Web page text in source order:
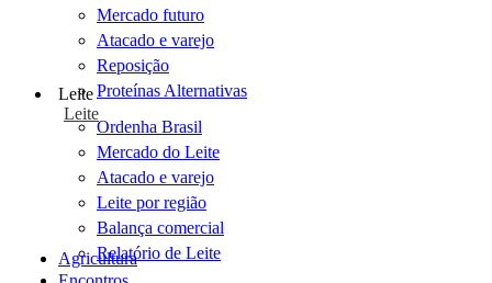
Mercado futuro
Atacado e varejo
Reposição
Proteínas Alternativas
Leite
Leite
Ordenha Brasil
Mercado do Leite
Atacado e varejo
Leite por região
Balança comercial
Relatório de Leite
Agricultura